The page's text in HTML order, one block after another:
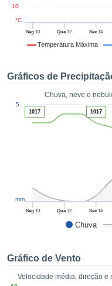
digital
ou
permite-
a nossa
fornecer-
de alta
a
todos os
ou
no
como
um perfil
CONTINUAR
Temperatura Máxima
Seg10 Qua12 Sex 14
10
°C
Gráficos de
Chuva, neve e
Chuva
Seg10 Qua12 Sex 14
5
mm
1017 1017
Gráfico de Vento
Velocidade média, direção e